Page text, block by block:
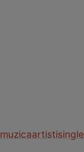
muzicaartistisingle